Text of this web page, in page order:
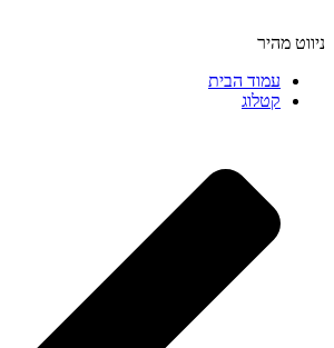
ניווט מהיר
עמוד הבית
קטלוג